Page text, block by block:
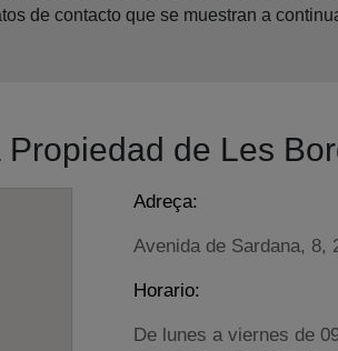
de contacto que se muestran a
de Les
Adreça:
Avenida de Sardana, 8,
Horario:
De lunes a viernes de